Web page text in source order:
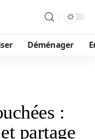
Déménager
:
partage